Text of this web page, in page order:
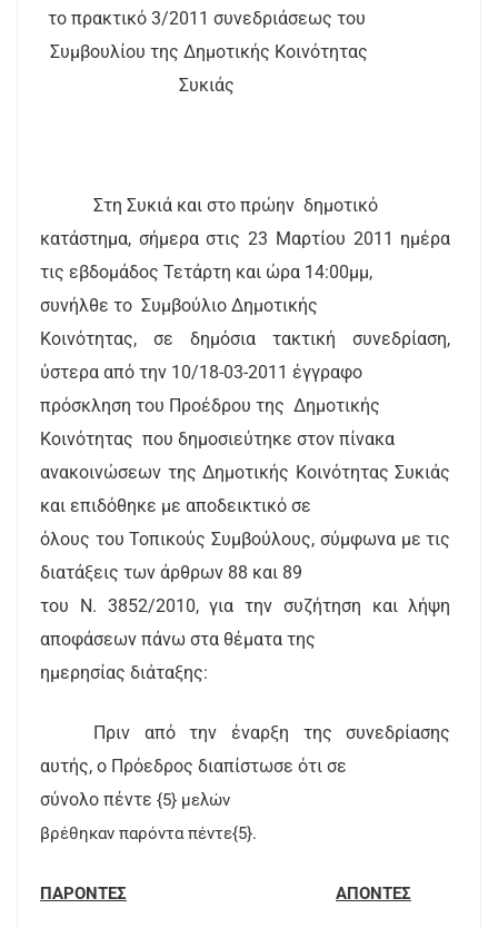
το πρακτικό 3/2011 συνεδριάσεως του
Συμβουλίου της Δημοτικής Κοινότητας
Συκιάς
Στη Συκιά και στο πρώην δημοτικό
κατάστημα, σήμερα στις 23 Μαρτίου 2011 ημέρα
τις εβδομάδος Τετάρτη και ώρα 14:00μμ,
συνήλθε το Συμβούλιο Δημοτικής
Κοινότητας, σε δημόσια τακτική συνεδρίαση,
ύστερα από την 10/18-03-2011 έγγραφο
πρόσκληση του Προέδρου της Δημοτικής
Κοινότητας που δημοσιεύτηκε στον πίνακα
ανακοινώσεων της Δημοτικής Κοινότητας Συκιάς
και επιδόθηκε με αποδεικτικό σε
όλους του Τοπικούς Συμβούλους, σύμφωνα με τις
διατάξεις των άρθρων 88 και 89
του Ν. 3852/2010, για την συζήτηση και λήψη
αποφάσεων πάνω στα θέματα της
ημερησίας διάταξης:
Πριν από την έναρξη της συνεδρίασης
αυτής, ο Πρόεδρος διαπίστωσε ότι σε
σύνολο πέντε {5} μελών
βρέθηκαν παρόντα πέντε{5}.
ΠΑΡΟΝΤΕΣ ΑΠΟΝΤΕΣ